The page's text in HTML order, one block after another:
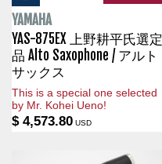
YAMAHA
YAS-875EX 上野耕平氏選定
品 Alto Saxophone / アルト
サックス
This is a special one selected
by Mr. Kohei Ueno!
$ 4,573.80 USD